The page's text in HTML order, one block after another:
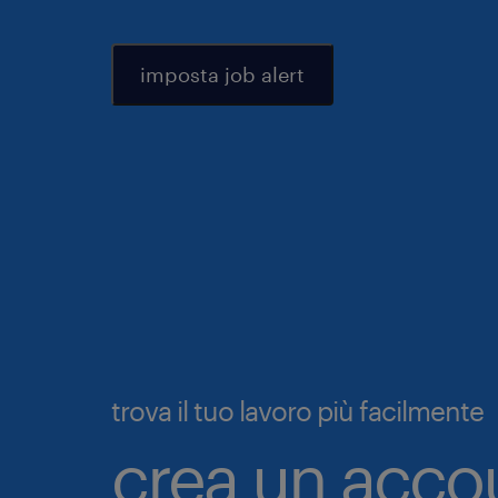
imposta job alert
trova il tuo lavoro più facilmente
crea un